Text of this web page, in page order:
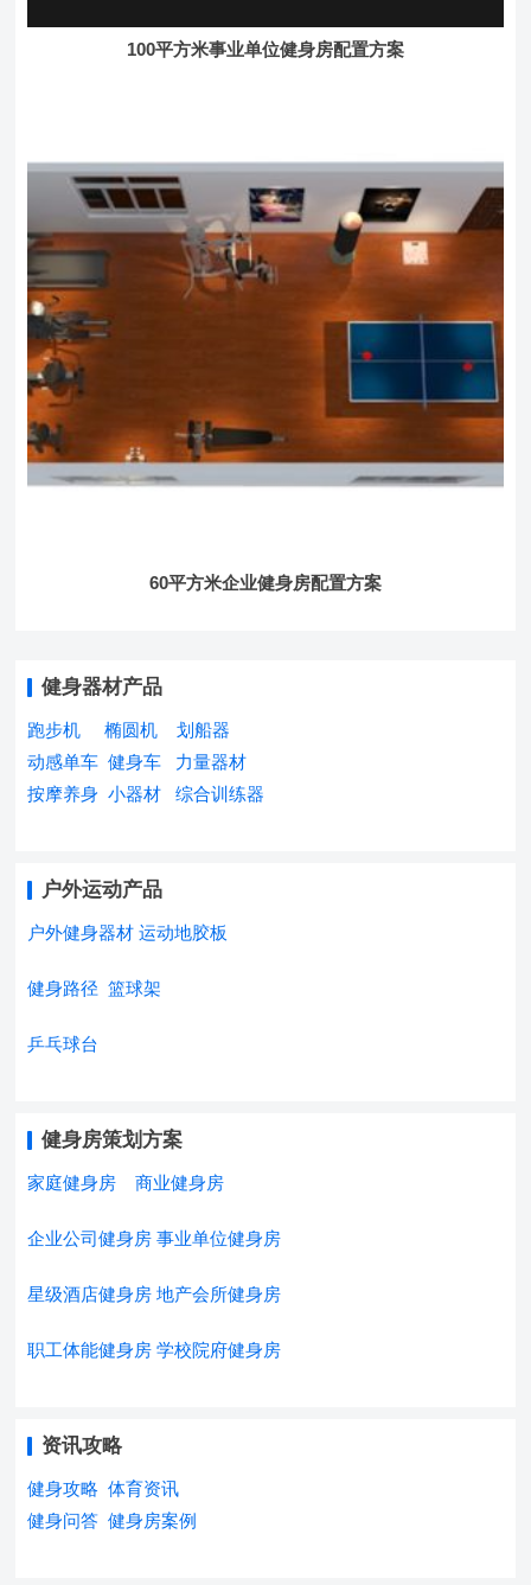
100平方米事业单位健身房配置方案
60平方米企业健身房配置方案
健身器材产品
跑步机 椭圆机
划船器
动感单车 健身车
力量器材
按摩养身 小器材 综合训练器
户外运动产品
户外健身器材 运动地胶板
健身路径 篮球架
乒乓球台
健身房策划方案
家庭健身房 商业健身房
企业公司健身房 事业单位健身房
星级酒店健身房 地产会所健身房
职工体能健身房 学校院府健身房
资讯攻略
健身攻略 体育资讯
健身问答 健身房案例